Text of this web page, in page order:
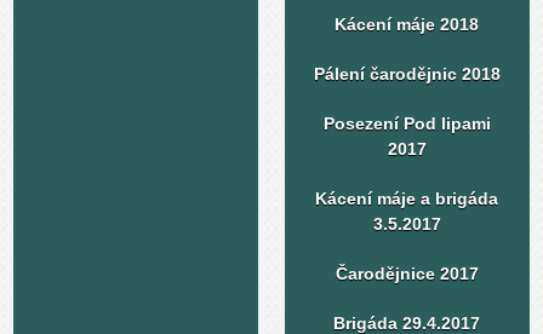
Kácení máje 2018
Pálení čarodějnic 2018
Posezení Pod lipami
2017
Kácení máje a brigáda
3.5.2017
Čarodějnice 2017
Brigáda 29.4.2017